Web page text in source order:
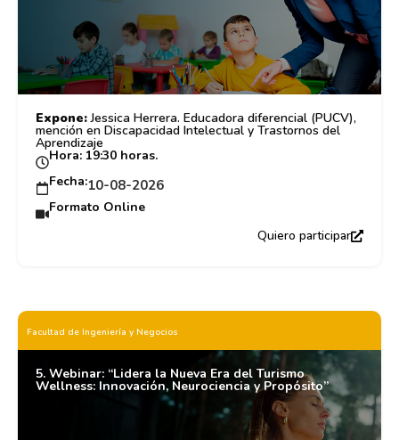
Expone:Jessica Herrera. Educadora diferencial (PUCV),
mención en Discapacidad Intelectual y Trastornos del
Aprendizaje
Hora: 19:30 horas.
Fecha:10-08-2026
Formato Online
Quiero participar
Facultad de Ingeniería y Negocios
5. Webinar: “Lidera la Nueva Era del Turismo
Wellness: Innovación, Neurociencia y Propósito”